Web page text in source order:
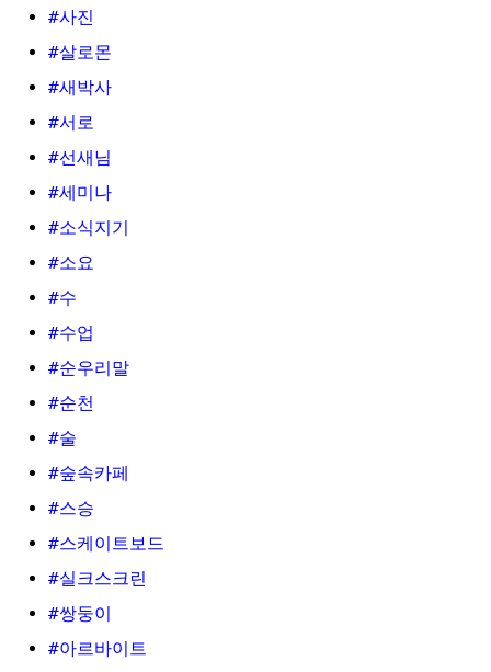
#사진
#살로몬
#새박사
#서로
#선새님
#세미나
#소식지기
#소요
#수
#수업
#순우리말
#순천
#술
#숲속카페
#스승
#스케이트보드
#실크스크린
#쌍둥이
#아르바이트